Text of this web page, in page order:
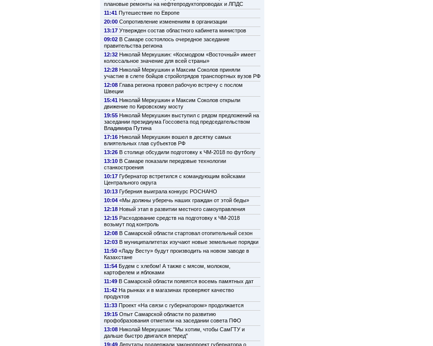
плановые ремонты на нефтепродуктопроводах и ЛПДС
11:41 Путешествие по Европе
20:00 Сопротивление изменениям в организации
13:17 Утвержден состав областного кабинета министров
09:02 В Самаре состоялось очередное заседание
правительства региона
12:32 Николай Меркушкин: «Космодром «Восточный» имеет
колоссальное значение для всей страны»
12:28 Николай Меркушкин и Максим Соколов приняли
участие в слете бойцов стройотрядов транспортных вузов РФ
12:08 Глава региона провел рабочую встречу с послом
Швеции
15:41 Николай Меркушкин и Максим Соколов открыли
движение по Кировскому мосту
19:55 Николай Меркушкин выступил с рядом предложений на
заседании президиума Госсовета под председательством
Владимира Путина
17:16 Николай Меркушкин вошел в десятку самых
влиятельных глав субъектов РФ
13:26 В столице обсудили подготовку к ЧМ-2018 по футболу
13:10 В Самаре показали передовые технологии
станкостроения
10:17 Губернатор встретился с командующим войсками
Центрального округа
10:13 Губерния выиграла конкурс РОСНАНО
10:04 «Мы должны уберечь наших граждан от этой беды»
12:18 Новый этап в развитии местного самоуправления
12:15 Расходование средств на подготовку к ЧМ-2018
возьмут под контроль
12:08 В Самарской области стартовал отопительный сезон
12:03 В муниципалитетах изучают новые земельные порядки
11:50 «Ладу Весту» будут производить на новом заводе в
Казахстане
11:54 Будем с хлебом! А также с мясом, молоком,
картофелем и яблоками
11:49 В Самарской области появятся восемь памятных дат
11:42 На рынках и в магазинах проверяют качество
продуктов
11:33 Проект «На связи с губернатором» продолжается
19:15 Опыт Самарской области по развитию
профобразования отметили на заседании совета ПФО
13:08 Николай Меркушкин: "Мы хотим, чтобы СамГТУ и
дальше быстро двигался вперед"
19:49 Депутаты поддержали законопроект губернатора о